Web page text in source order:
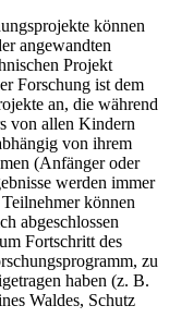
können
angewandten
Projekt
Forschung ist dem
an, die während
von allen Kindern
von ihrem
(Anfänger oder
werden immer
können
abgeschlossen
Fortschritt des
zu
haben (z. B.
Waldes, Schutz